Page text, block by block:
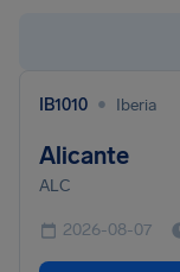
IB1010 • Iberia
Alicante
ALC
2026-08-07